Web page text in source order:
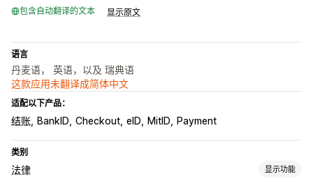
包含自动翻译的文本 显示原文
语言
丹麦语， 英语，以及 瑞典语
这款应用未翻译成简体中文
适配以下产品：
结账 BankID Checkout eID MitID Payment
类别
法律 显示功能